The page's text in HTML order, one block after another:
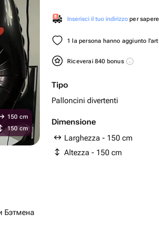
Inserisci il tuo indirizzo per
1 la persona hanno aggiunto
Riceverai 840 bonus
Tipo
Palloncini divertenti
Dimensione
Larghezza - 150 cm
Altezza - 150 cm
150 cm
150 cm
Бэтмена
на